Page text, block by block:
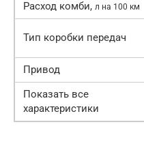
Расход комби, л на 100 км
Тип коробки передач
Привод
Показать все
характеристики